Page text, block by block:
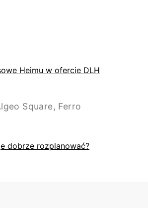
Heimu w ofercie DLH
dobrze rozplanować?